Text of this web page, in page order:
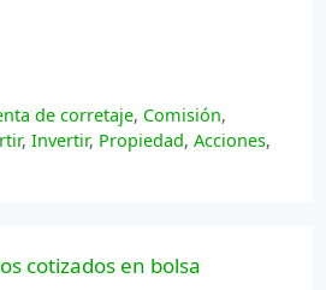
de corretaje, Comisión,
, Invertir, Propiedad, Acciones,